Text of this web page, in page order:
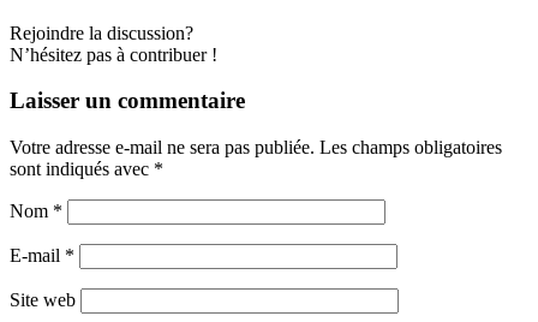
Rejoindre la discussion?
N’hésitez pas à contribuer !
Laisser un commentaire
Votre adresse e-mail ne sera pas publiée. Les champs obligatoires
sont indiqués avec *
Nom *
E-mail *
Site web